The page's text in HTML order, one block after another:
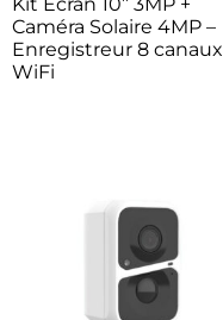
Caméra Solaire 4MP –
Enregistreur 8 canaux
WiFi